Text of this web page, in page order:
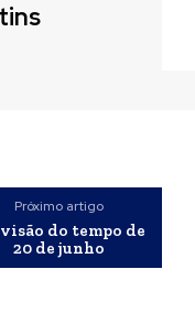
Próximo artigo
do tempo de
20 de junho